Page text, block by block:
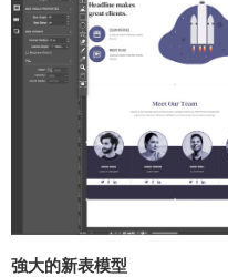
強大的新表模型